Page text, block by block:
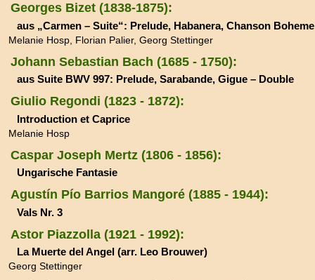
Georges Bizet (1838-1875):
aus „Carmen – Suite“: Prelude, Habanera, Chanson Boheme
Melanie Hosp, Florian Palier, Georg Stettinger
Johann Sebastian Bach (1685 - 1750):
aus Suite BWV 997: Prelude, Sarabande, Gigue – Double
Giulio Regondi (1823 - 1872):
Introduction et Caprice
Melanie Hosp
Caspar Joseph Mertz (1806 - 1856):
Ungarische Fantasie
Agustín Pío Barrios Mangoré (1885 - 1944):
Vals Nr. 3
Astor Piazzolla (1921 - 1992):
La Muerte del Angel (arr. Leo Brouwer)
Georg Stettinger